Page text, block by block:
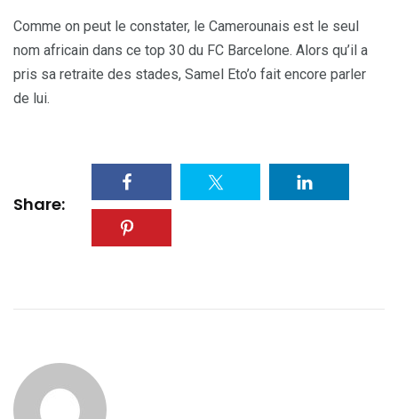
Comme on peut le constater, le Camerounais est le seul
nom africain dans ce top 30 du FC Barcelone. Alors qu’il a
pris sa retraite des stades, Samel Eto’o fait encore parler
de lui.
Share: